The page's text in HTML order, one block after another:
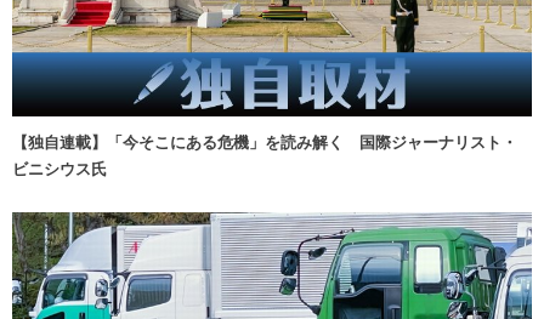
【独自連載】「今そこにある危機」を読み解く 国際ジャーナリスト・
ビニシウス氏